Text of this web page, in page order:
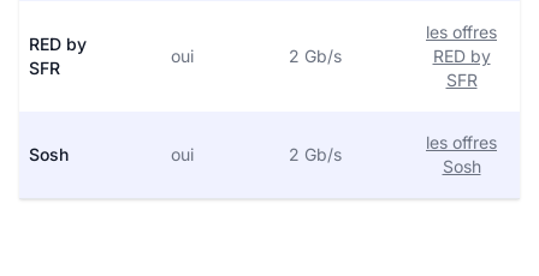
RED by
SFR
oui 2 Gb/s
les offres
RED by
SFR
Sosh oui 2 Gb/s
les offres
Sosh